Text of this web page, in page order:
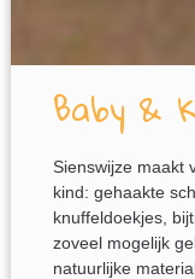
Baby &
Sienswijze maakt
kind: gehaakte
knuffeldoekjes,
zoveel mogelijk
natuurlijke